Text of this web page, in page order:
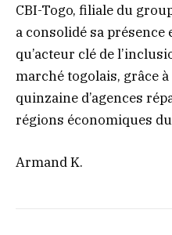
CBI-Togo, filiale du
a consolidé sa présence
qu’acteur clé de
marché togolais, grâce à
quinzaine d’agences
régions économiques
Armand K.